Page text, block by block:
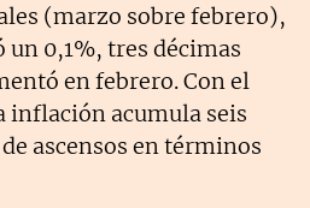
(marzo sobre febrero),
un 0,1%, tres décimas
en febrero. Con el
inflación acumula seis
ascensos en términos